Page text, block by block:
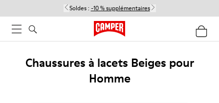
Soldes : -10 % supplémentaires
Chaussures à lacets Beiges pour
Homme